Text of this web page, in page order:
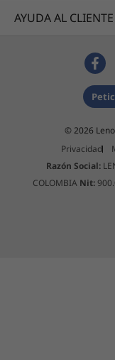
AYUDA AL CLIENTE
© 2026
Privacidad
Razón Social:
COLOMBIA Nit: